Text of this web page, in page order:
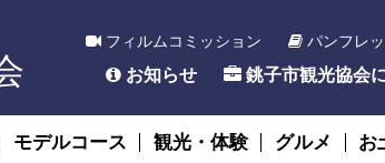
フィルムコミッション パンフレ
お知らせ 銚子市観光協会
モデルコース 観光・体験 グルメ お